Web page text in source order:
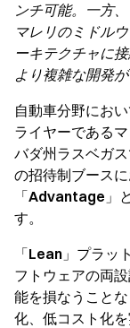
ンチ可能。一方
マレリのミドル
ーキテクチャに
より複雑な開発
自動車分野にお
ライヤーである
バダ州ラスベガ
の招待制ブース
「Advantage 」
す。
「Lean 」プラッ
フトウェアの両
能を損なうこと
化、低コスト化